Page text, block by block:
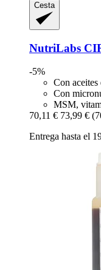
Cesta
NutriLabs
-5%
Con aceites
Con
MSM,
70,11 € 73,99 €
Entrega hasta el